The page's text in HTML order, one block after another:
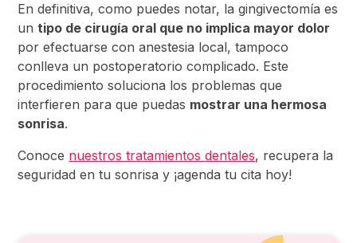
En definitiva, como puedes notar, la gingivectomía es
untipo de cirugía oral que no implica mayor dolor
por efectuarse con anestesia local, tampoco
conlleva un postoperatorio complicado. Este
procedimiento soluciona los problemas que
interfieren para que puedas mostrar una hermosa
sonrisa.
Conoce nuestros tratamientos dentales, recupera la
seguridad en tu sonrisa y ¡agenda tu cita hoy!